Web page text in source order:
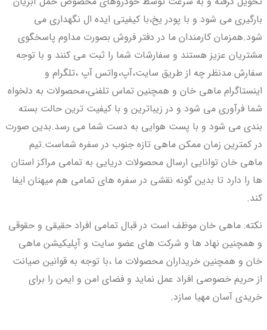
بارگیری می شود و با پودر یخ،با کیفیتی ایده ال نگهداری می
شود.همزمان کارمندان ما در دفتر فروش بصورت مداوم پاسخگوی
مشتریان عزیز هستند و سفارشات شما را ثبت می کنند و با توجه
سفارش مدنظر چه از طریق سایت،آپ،واتس آپ ،تلگرام و
اینستاگرام ماهی خان و همچنین تماس تلفنی،محصولات به دلخواه
شما فرآوری می شود و در زیباترین و با کیفیت ترین حالت بسته
بندی می شود و با پست هوایی به دست شما می رسد.بدین صورت
در کمترین زمان ممکن ماهی تازه جنوب در سفره شماست.تیم
ماهی خان توانایی ارسال محصولات دریایی به تمامی مراکز استان
ها را دارد تا بدین گونه نقشی در سفره های تمامی هم میهنان ایفا
کند.
نکته: ماهی خان موظف است در قبال تمامی افراد حقیقی و حقوقی
و همچنین نهاد ها و شرکت های عضو سایت و آپلیکیشن ماهی
خان و همچنین خریداران محصولات ما ،با توجه به قوانین صیانت
از حریم خصوصی افراد عمل نماید و فضای امن و ایمن را برای
خریدی آسان مهیا سازد.